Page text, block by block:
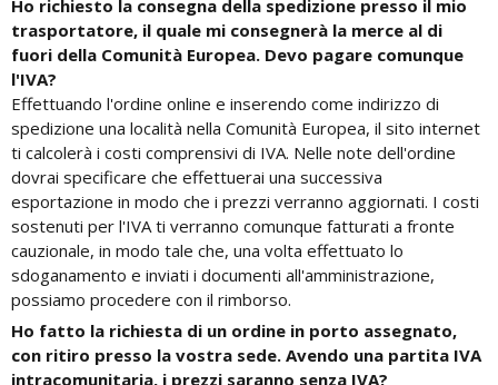
Ho richiesto la consegna della spedizione presso il mio
trasportatore, il quale mi consegnerà la merce al di
fuori della Comunità Europea. Devo pagare comunque
l'IVA?
Effettuando l'ordine online e inserendo come indirizzo di
spedizione una località nella Comunità Europea, il sito internet
ti calcolerà i costi comprensivi di IVA. Nelle note dell'ordine
dovrai specificare che effettuerai una successiva
esportazione in modo che i prezzi verranno aggiornati. I costi
sostenuti per l'IVA ti verranno comunque fatturati a fronte
cauzionale, in modo tale che, una volta effettuato lo
sdoganamento e inviati i documenti all'amministrazione,
possiamo procedere con il rimborso.
Ho fatto la richiesta di un ordine in porto assegnato,
con ritiro presso la vostra sede. Avendo una partita IVA
intracomunitaria, i prezzi saranno senza IVA?